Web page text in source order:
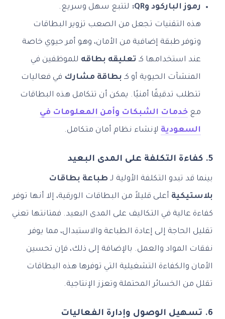
رموز الباركود وQR: لتتبع سهل وسريع.
هذه التقنيات تجعل من الصعب تزوير البطاقات
وتوفر طبقة إضافية من الأمان، وهو أمر حيوي خاصة
عند استخدامها كـ تعليقه بطاقه للموظفين في
المنشآت الحيوية أو كـ بطاقة مشارك في فعاليات
تتطلب تدقيقًا أمنيًا. يمكن أن تتكامل هذه البطاقات
معخدمات الشبكات وأمن المعلومات في
السعودية لإنشاء نظام أمان متكامل.
5. كفاءة التكلفة على المدى البعيد
بينما قد تبدو التكلفة الأولية لـ طباعة بطاقات
بلاستيكية أعلى قليلاً من البطاقات الورقية، إلا أنها توفر
كفاءة عالية في التكاليف على المدى البعيد. فمتانتها تعني
تقليل الحاجة إلى إعادة الطباعة والاستبدال، مما يوفر
نفقات المواد والعمل. بالإضافة إلى ذلك، فإن تحسين
الأمان والكفاءة التشغيلية التي توفرها هذه البطاقات
تقلل من الخسائر المحتملة وتعزز الإنتاجية.
6. تسهيل الوصول وإدارة الفعاليات